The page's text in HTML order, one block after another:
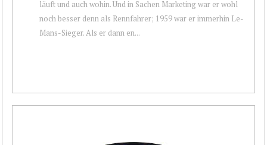
läuft und auch wohin. Und in Sachen Marketing war er wohl
noch besser denn als Rennfahrer; 1959 war er immerhin Le-
Mans-Sieger. Als er dann en...